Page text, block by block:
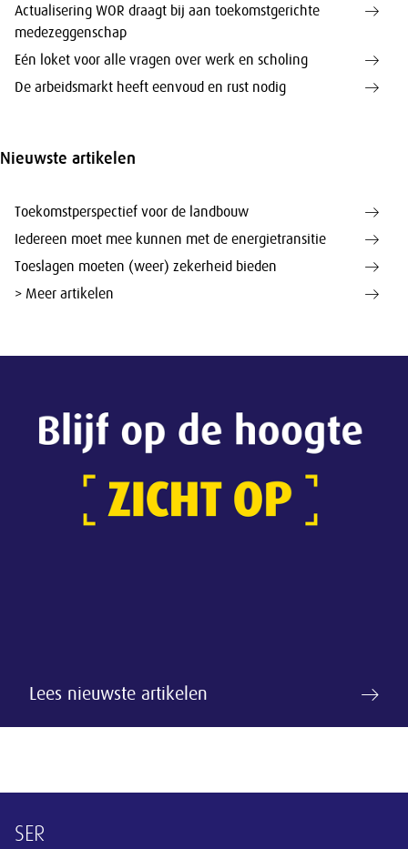
Actualisering WOR draagt bij aan toekomstgerichte
medezeggenschap
Eén loket voor alle vragen over werk en scholing
De arbeidsmarkt heeft eenvoud en rust nodig
Nieuwste artikelen
Toekomstperspectief voor de landbouw
Iedereen moet mee kunnen met de energietransitie
Toeslagen moeten (weer) zekerheid bieden
> Meer artikelen
Lees nieuwste artikelen
Overige informatie
SER